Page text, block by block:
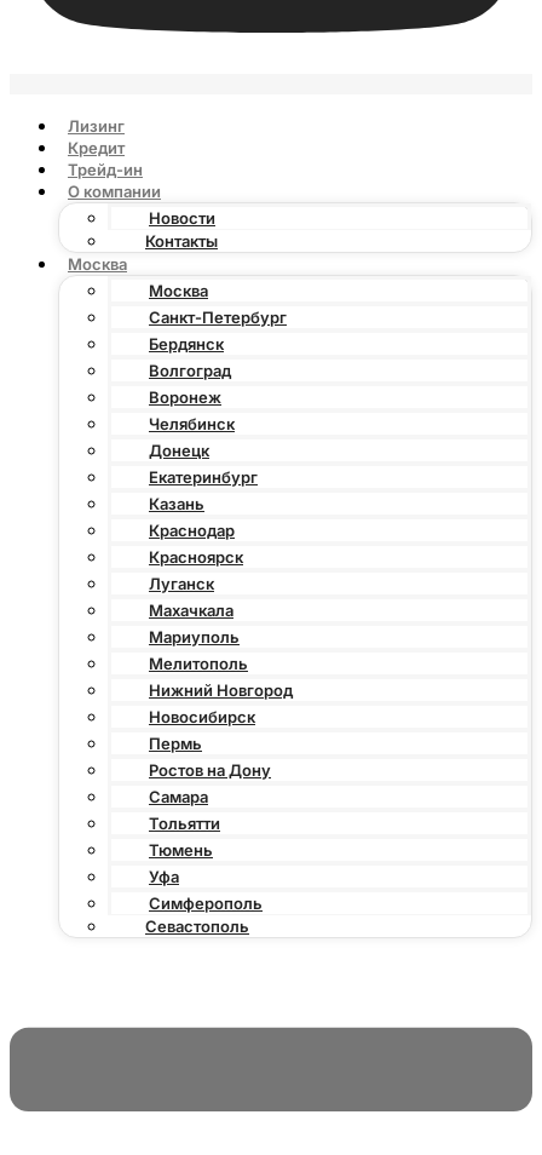
Лизинг
Кредит
Трейд-ин
О компании
Новости
Контакты
Москва
Москва
Санкт-Петербург
Бердянск
Волгоград
Воронеж
Челябинск
Донецк
Екатеринбург
Казань
Краснодар
Красноярск
Луганск
Махачкала
Мариуполь
Мелитополь
Нижний Новгород
Новосибирск
Пермь
Ростов на Дону
Самара
Тольятти
Тюмень
Уфа
Симферополь
Севастополь